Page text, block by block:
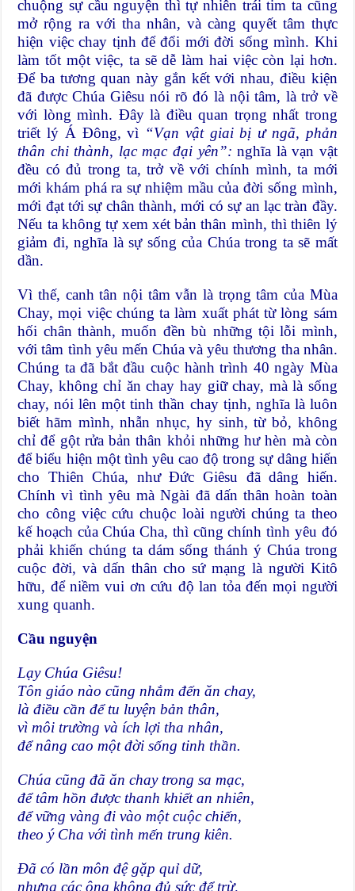
chuộng sự cầu nguyện thì tự nhiên trái tim ta cũng
mở rộng ra với tha nhân, và càng quyết tâm thực
hiện việc chay tịnh để đổi mới đời sống mình. Khi
làm tốt một việc, ta sẽ dễ làm hai việc còn lại hơn.
Để ba tương quan này gắn kết với nhau, điều kiện
đã được Chúa Giêsu nói rõ đó là nội tâm, là trở về
với lòng mình. Đây là điều quan trọng nhất trong
triết lý Á Đông, vì “Vạn vật giai bị ư ngã, phản
thân chi thành, lạc mạc đại yên”: nghĩa là vạn vật
đều có đủ trong ta, trở về với chính mình, ta mới
mới khám phá ra sự nhiệm mầu của đời sống mình,
mới đạt tới sự chân thành, mới có sự an lạc tràn đầy.
Nếu ta không tự xem xét bản thân mình, thì thiên lý
giảm đi, nghĩa là sự sống của Chúa trong ta sẽ mất
dần.
Vì thế, canh tân nội tâm vẫn là trọng tâm của Mùa
Chay, mọi việc chúng ta làm xuất phát từ lòng sám
hối chân thành, muốn đền bù những tội lỗi mình,
với tâm tình yêu mến Chúa và yêu thương tha nhân.
Chúng ta đã bắt đầu cuộc hành trình 40 ngày Mùa
Chay, không chỉ ăn chay hay giữ chay, mà là sống
chay, nói lên một tinh thần chay tịnh, nghĩa là luôn
biết hãm mình, nhẫn nhục, hy sinh, từ bỏ, không
chỉ để gột rửa bản thân khỏi những hư hèn mà còn
để biểu hiện một tình yêu cao độ trong sự dâng hiến
cho Thiên Chúa, như Đức Giêsu đã dâng hiến.
Chính vì tình yêu mà Ngài đã dấn thân hoàn toàn
cho công việc cứu chuộc loài người chúng ta theo
kế hoạch của Chúa Cha, thì cũng chính tình yêu đó
phải khiến chúng ta dám sống thánh ý Chúa trong
cuộc đời, và dấn thân cho sứ mạng là người Kitô
hữu, để niềm vui ơn cứu độ lan tỏa đến mọi người
xung quanh.
Cầu nguyện
Lạy Chúa Giêsu!
Tôn giáo nào cũng nhắm đến ăn chay,
là điều cần để tu luyện bản thân,
vì môi trường và ích lợi tha nhân,
để nâng cao một đời sống tinh thần.
Chúa cũng đã ăn chay trong sa mạc,
để tâm hồn được thanh khiết an nhiên,
để vững vàng đi vào một cuộc chiến,
theo ý Cha với tình mến trung kiên.
Đã có lần môn đệ gặp quỉ dữ,
nhưng các ông không đủ sức để trừ,